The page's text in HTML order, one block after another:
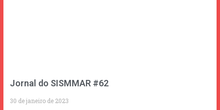
Jornal do SISMMAR #62
30 de janeiro de 2023